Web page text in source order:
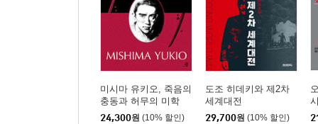
제2절 국가원리를 둘러싼 갈등과 아시아 사회 963
제3절 사상·문화를 낳는 공간 974
후기 988
옮긴이 후기 994
인명 찾아보기 999
미시마 유키오, 죽음의
충동과 허무의 미학
24,300원 (10% 할인)
도조 히데키와 제2차
세계대전
29,700원 (10% 할인)